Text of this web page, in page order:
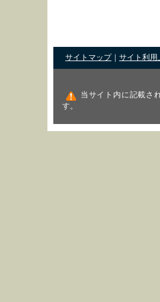
サイトマップ サイト利用
当サイト内に記載さ
す。